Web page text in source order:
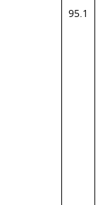
95.1